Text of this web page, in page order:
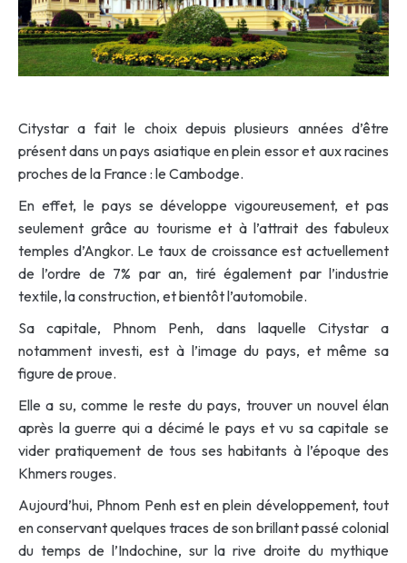
Citystar a fait le choix depuis plusieurs années d’être
présent dans un pays asiatique en plein essor et aux racines
proches de la France : le Cambodge.
En effet, le pays se développe vigoureusement, et pas
seulement grâce au tourisme et à l’attrait des fabuleux
temples d’Angkor. Le taux de croissance est actuellement
de l’ordre de 7% par an, tiré également par l’industrie
textile, la construction, et bientôt l’automobile.
Sa capitale, Phnom Penh, dans laquelle Citystar a
notamment investi, est à l’image du pays, et même sa
figure de proue.
Elle a su, comme le reste du pays, trouver un nouvel élan
après la guerre qui a décimé le pays et vu sa capitale se
vider pratiquement de tous ses habitants à l’époque des
Khmers rouges.
Aujourd’hui, Phnom Penh est en plein développement, tout
en conservant quelques traces de son brillant passé colonial
du temps de l’Indochine, sur la rive droite du mythique